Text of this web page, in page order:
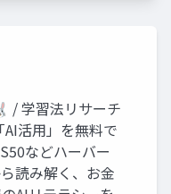
/ 学習法リサーチ
活用」を無料で
などハーバー
読み解く、お金